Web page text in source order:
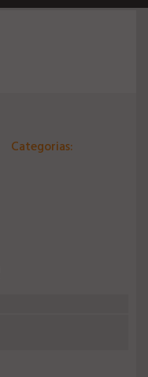
Categorias: